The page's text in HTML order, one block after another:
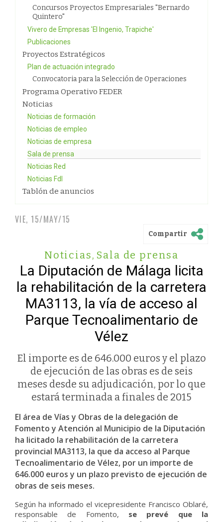
Concursos Proyectos Empresariales "Bernardo
Quintero"
Vivero de Empresas 'El Ingenio, Trapiche'
Publicaciones
Proyectos Estratégicos
Plan de actuación integrado
Convocatoria para la Selección de Operaciones
Programa Operativo FEDER
Noticias
Noticias de formación
Noticias de empleo
Noticias de empresa
Sala de prensa
Noticias Red
Noticias FdI
Tablón de anuncios
VIE, 15/MAY/15
Compartir
Noticias, Sala de prensa
La Diputación de Málaga licita
la rehabilitación de la carretera
MA3113, la vía de acceso al
Parque Tecnoalimentario de
Vélez
El importe es de 646.000 euros y el plazo
de ejecución de las obras es de seis
meses desde su adjudicación, por lo que
estará terminada a finales de 2015
El área de Vías y Obras de la delegación de
Fomento y Atención al Municipio de la Diputación
ha licitado la rehabilitación de la carretera
provincial MA3113, la que da acceso al Parque
Tecnoalimentario de Vélez, por un importe de
646.000 euros y un plazo previsto de ejecución de
obras de seis meses.
Según ha informado el vicepresidente Francisco Oblaré,
responsable de Fomento, se prevé que la